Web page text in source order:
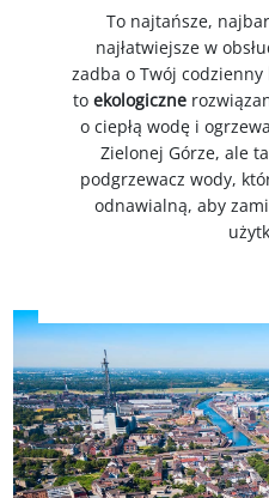
To najtańsze,
najłatwiejsze w
zadba o Twój codzienny
to ekologiczne
o ciepłą wodę i
Zielonej Górze, ale
podgrzewacz wody,
odnawialną, aby